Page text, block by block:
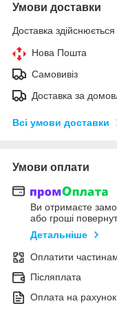
Умови доставки
Доставка
Нова Пошта
Самовивіз
Доставка за
Всі умови доставки
Умови оплати
Ви отримаєте
або гроші
Детальніше
Оплатити
Післяплата
Оплата на рахунок